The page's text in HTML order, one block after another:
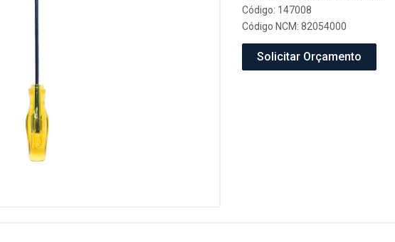
Código: 147008
Código NCM: 82054000
Solicitar Orçamento